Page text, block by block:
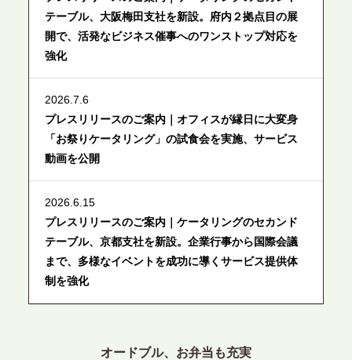
テーブル、大阪梅田支社を新設。府内２拠点目の展
開で、活発なビジネス催事へのワンストップ対応を
強化
2026.7.6
プレスリリースのご案内｜オフィスが縁日に大変身
「お祭りケータリング」の試食会を実施、サービス
動画を公開
2026.6.15
プレスリリースのご案内｜ケータリングのセカンド
テーブル、京都支社を新設。企業行事から国際会議
まで、多様なイベントを成功に導くサービス提供体
制を強化
プレスリリースのご案内｜ケータリングのセカンド
オードブル、お弁当も充実